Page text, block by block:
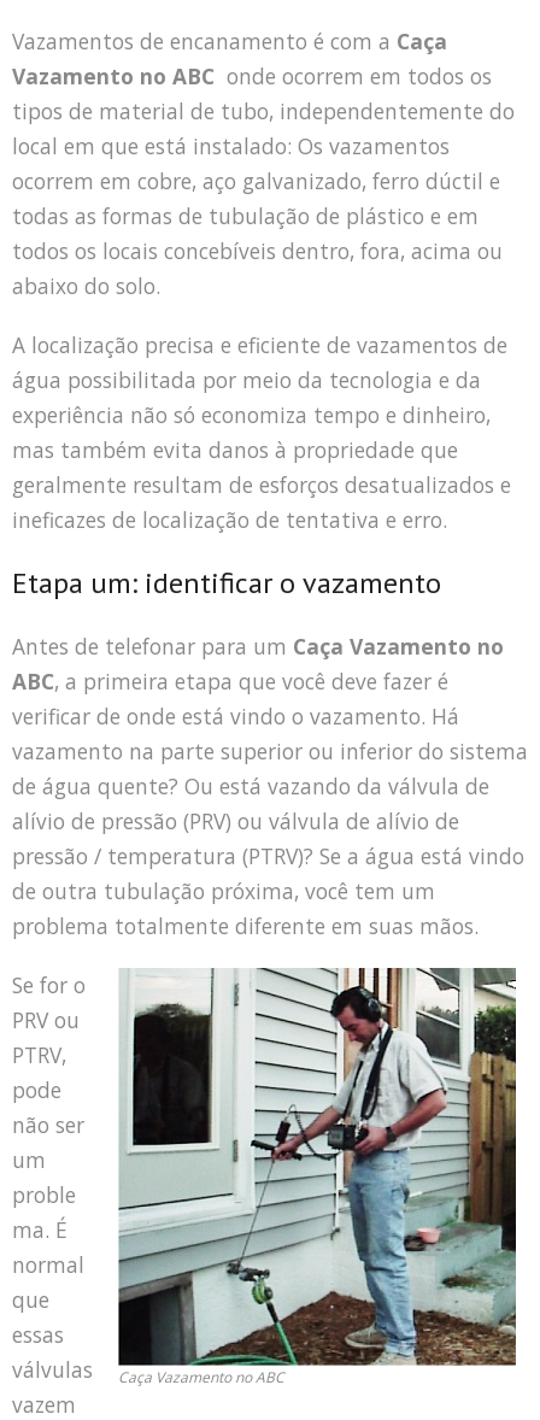
Vazamentos de encanamento é com a Caça
Vazamento no ABC onde ocorrem em todos os
tipos de material de tubo, independentemente do
local em que está instalado: Os vazamentos
ocorrem em cobre, aço galvanizado, ferro dúctil e
todas as formas de tubulação de plástico e em
todos os locais concebíveis dentro, fora, acima ou
abaixo do solo.
A localização precisa e eficiente de vazamentos de
água possibilitada por meio da tecnologia e da
experiência não só economiza tempo e dinheiro,
mas também evita danos à propriedade que
geralmente resultam de esforços desatualizados e
ineficazes de localização de tentativa e erro.
Etapa um: identificar o vazamento
Antes de telefonar para um Caça Vazamento no
ABC, a primeira etapa que você deve fazer é
verificar de onde está vindo o vazamento. Há
vazamento na parte superior ou inferior do sistema
de água quente? Ou está vazando da válvula de
alívio de pressão (PRV) ou válvula de alívio de
pressão / temperatura (PTRV)? Se a água está vindo
de outra tubulação próxima, você tem um
problema totalmente diferente em suas mãos.
Caça Vazamento no ABC
Se for o
PRV ou
PTRV,
pode
não ser
um
proble
ma. É
normal
que
essas
válvulas
vazem